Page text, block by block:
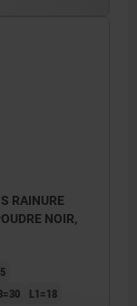
RAINURE
NOIR,
L1=18